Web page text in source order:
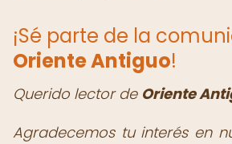
¡Sé parte de la
Oriente Antiguo!
Querido lector de Oriente
Agradecemos tu interés en